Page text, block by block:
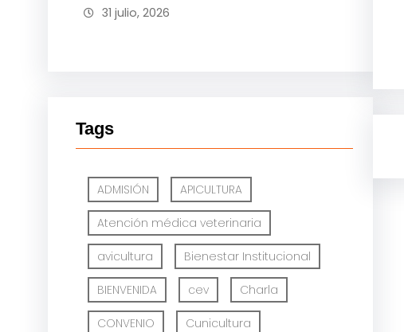
31 julio, 2026
Tags
ADMISIÓN APICULTURA
Atención médica veterinaria
avicultura Bienestar Institucional
BIENVENIDA cev Charla
CONVENIO Cunicultura